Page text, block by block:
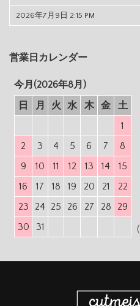
2026年7月9日 2:15 PM
営業日カレンダー
今月(2026年8月)
日
月 火 水 木 金
土
1
2
3 4 5 6 7
8
9
10 11 12 13 14
15
16
17 18 19 20 21
22
23
24 25 26 27 28
29
30
31 (